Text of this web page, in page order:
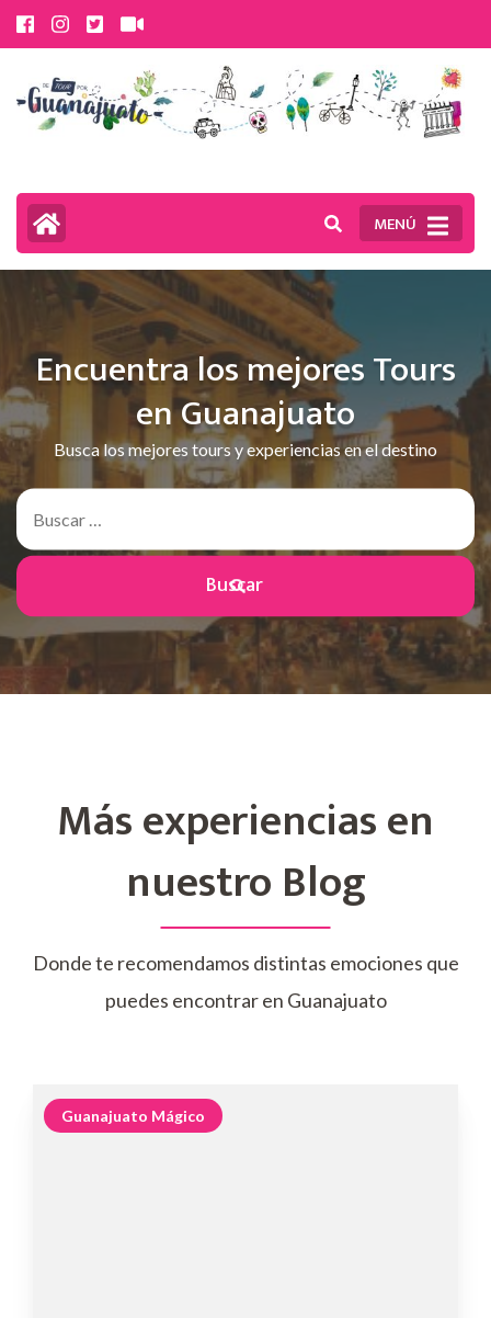
Saltar
al
contenido
(presiona
tecla
Intro)
MENÚ
Encuentra los mejores Tours
en Guanajuato
Busca los mejores tours y experiencias en el destino
Buscar:
Más experiencias en
nuestro Blog
Donde te recomendamos distintas emociones que
puedes encontrar en Guanajuato
Guanajuato Mágico